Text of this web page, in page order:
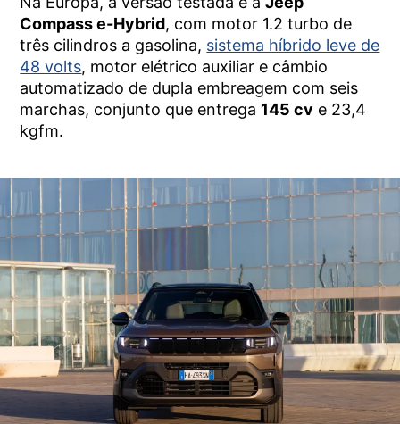
Compass e-Hybrid, com motor 1.2 turbo de
três cilindros a gasolina, sistema híbrido leve de
48 volts, motor elétrico auxiliar e câmbio
automatizado de dupla embreagem com seis
marchas, conjunto que entrega 145 cv e 23,4
kgfm.